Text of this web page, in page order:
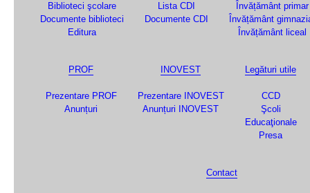
Biblioteci şcolare
Documente biblioteci
Editura
Lista CDI
Documente CDI
Învățământ primar
Învățământ
Învățământ liceal
PROF
Prezentare PROF
Anunțuri
INOVEST
Prezentare INOVEST
Anunțuri INOVEST
Legături utile
CCD
Şcoli
Educaţionale
Presa
Contact